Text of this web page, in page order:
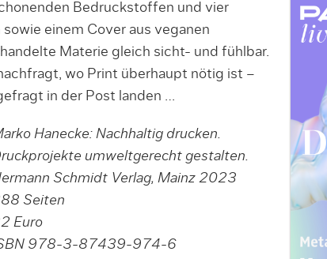
Bedruckstoffen und vier
einem Cover aus veganen
Materie gleich sicht- und fühlbar.
wo Print überhaupt nötig ist –
in der Post landen …
Hanecke: Nachhaltig drucken.
umweltgerecht gestalten.
Schmidt Verlag, Mainz 2023
Seiten
Euro
978-3-87439-974-6